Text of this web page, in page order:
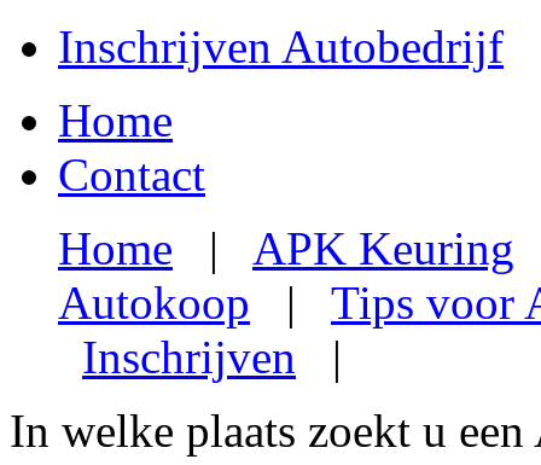
Inschrijven Autobedrijf
Home
Contact
Home | APK Keuring
Autokoop | Tips voor
Inschrijven |
In welke plaats zoekt u